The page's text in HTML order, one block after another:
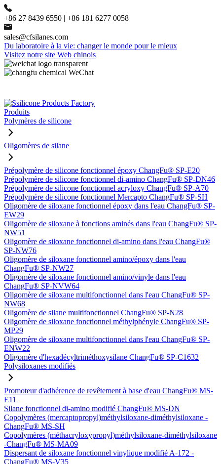
+86 27 8439 6550 | +86 181 6277 0058
sales@cfsilanes.com
Du laboratoire à la vie: changer le monde pour le mieux
Visitez notre site Web chinois
Produits
Polymères de silicone
Oligomères de silane
Prépolymère de silicone fonctionnel époxy ChangFu® SP-E20
Prépolymère de silicone fonctionnel di-amino ChangFu® SP-DN46
Prépolymère de silicone fonctionnel acryloxy ChangFu® SP-A70
Prépolymère de silicone fonctionnel Mercapto ChangFu® SP-SH
Oligomère de siloxane fonctionnel époxy dans l'eau ChangFu® SP-
EW29
Oligomère de siloxane à fonctions aminés dans l'eau ChangFu® SP-
NW51
Oligomère de siloxane fonctionnel di-amino dans l'eau ChangFu®
SP-NW76
Oligomère de siloxane fonctionnel amino/époxy dans l'eau
ChangFu® SP-NW27
Oligomère de siloxane fonctionnel amino/vinyle dans l'eau
ChangFu® SP-NVW64
Oligomère de siloxane multifonctionnel dans l'eau ChangFu® SP-
NW68
Oligomère de silane multifonctionnel ChangFu® SP-N28
Oligomère de siloxane fonctionnel méthylphényle ChangFu® SP-
MP29
Oligomère de siloxane multifonctionnel dans l'eau ChangFu® SP-
ENW22
Oligomère d'hexadécyltriméthoxysilane ChangFu® SP-C1632
Polysiloxanes modifiés
Promoteur d'adhérence de revêtement à base d'eau ChangFu® MS-
E11
Silane fonctionnel di-amino modifié ChangFu® MS-DN
Copolymères (mercaptopropyl)méthylsiloxane-diméthylsiloxane -
ChangFu® MS-SH
Copolymères (méthacryloxypropyl)méthylsiloxane-diméthylsiloxane
-ChangFu® MS-MA09
Dispersant de siloxane fonctionnel vinylique modifié A-172 -
ChangFu® MS-V35